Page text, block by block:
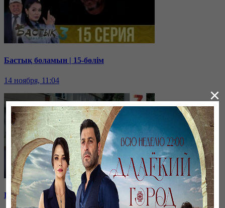
Бастық боламын | 15-бөлім
14 ноября, 11:04
Бастық боламын | 14-бөлім
×